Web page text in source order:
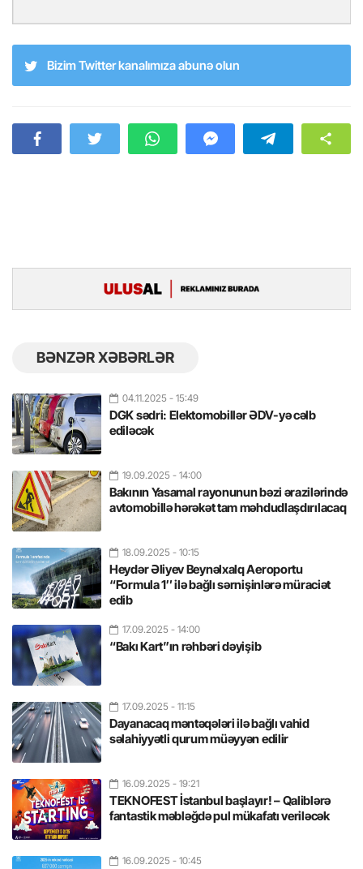
Bizim Twitter kanalımıza abunə olun
BƏNZƏR XƏBƏRLƏR
04.11.2025 - 15:49
DGK sədri: Elektomobillər ƏDV-yə cəlb
ediləcək
19.09.2025 - 14:00
Bakının Yasamal rayonunun bəzi ərazilərində
avtomobillə hərəkət tam məhdudlaşdırılacaq
18.09.2025 - 10:15
Heydər Əliyev Beynəlxalq Aeroportu
“Formula 1″ ilə bağlı sərnişinlərə müraciət
edib
17.09.2025 - 14:00
“Bakı Kart”ın rəhbəri dəyişib
17.09.2025 - 11:15
Dayanacaq məntəqələri ilə bağlı vahid
səlahiyyətli qurum müəyyən edilir
16.09.2025 - 19:21
TEKNOFEST İstanbul başlayır! – Qaliblərə
fantastik məbləğdə pul mükafatı veriləcək
16.09.2025 - 10:45